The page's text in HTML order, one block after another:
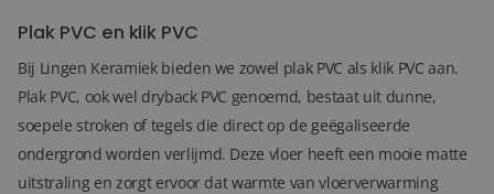
Plak PVC en klik PVC
Bij Lingen Keramiek bieden we zowel plak PVC als klik PVC aan.
Plak PVC, ook wel dryback PVC genoemd, bestaat uit dunne,
soepele stroken of tegels die direct op de geëgaliseerde
ondergrond worden verlijmd. Deze vloer heeft een mooie matte
uitstraling en zorgt ervoor dat warmte van vloerverwarming